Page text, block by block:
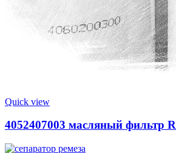
Quick view
4052407003 масляный фильтр